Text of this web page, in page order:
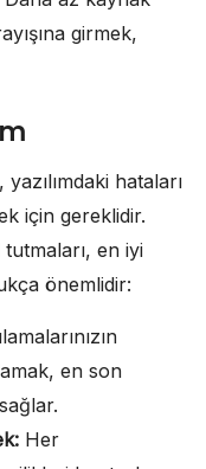
girmek,
hataları
için gereklidir.
tutmaları, en iyi
önemlidir:
en son
Her